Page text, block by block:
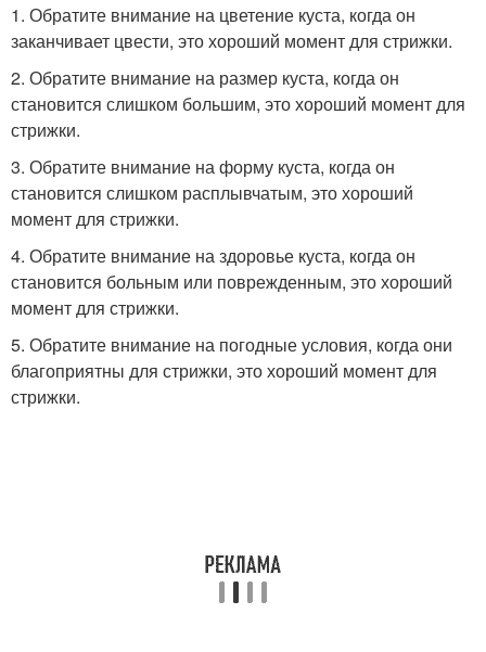
1. Обратите внимание на цветение куста, когда он
заканчивает цвести, это хороший момент для стрижки.
2. Обратите внимание на размер куста, когда он
становится слишком большим, это хороший момент для
стрижки.
3. Обратите внимание на форму куста, когда он
становится слишком расплывчатым, это хороший
момент для стрижки.
4. Обратите внимание на здоровье куста, когда он
становится больным или поврежденным, это хороший
момент для стрижки.
5. Обратите внимание на погодные условия, когда они
благоприятны для стрижки, это хороший момент для
стрижки.